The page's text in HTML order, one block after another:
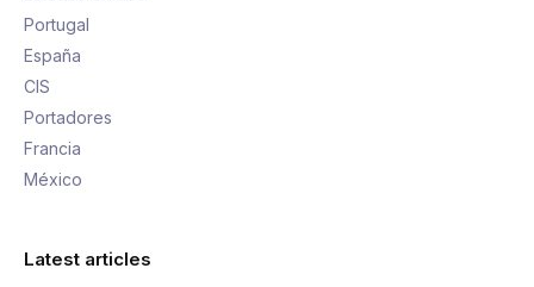
Portugal
España
CIS
Portadores
Francia
México
Latest articles